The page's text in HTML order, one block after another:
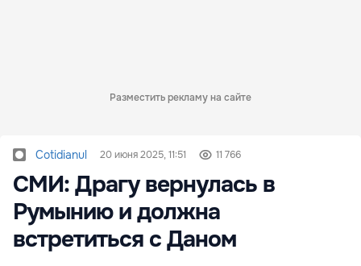
Разместить рекламу на сайте
Cotidianul 20 июня 2025, 11:51 11 766
СМИ: Драгу вернулась в
Румынию и должна
встретиться с Даном